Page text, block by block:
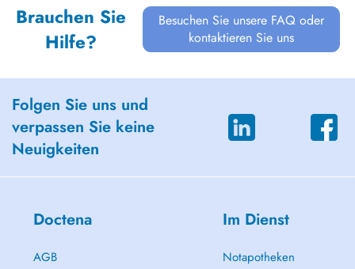
Brauchen Sie
Hilfe?
Besuchen Sie unsere FAQ oder
kontaktieren Sie uns
Folgen Sie uns und
verpassen Sie keine
Neuigkeiten
Doctena
AGB
Im Dienst
Notapotheken